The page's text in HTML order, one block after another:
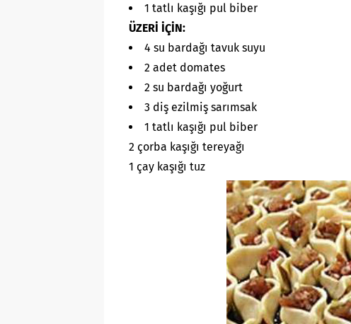
1 tatlı kaşığı pul biber
ÜZERİ İÇİN:
4 su bardağı tavuk suyu
2 adet domates
2 su bardağı yoğurt
3 diş ezilmiş sarımsak
1 tatlı kaşığı pul biber
2 çorba kaşığı tereyağı
1 çay kaşığı tuz